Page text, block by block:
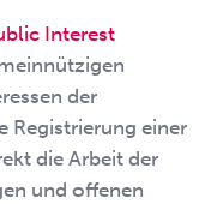
Interest
der
Registrierung einer
die Arbeit der
und offenen